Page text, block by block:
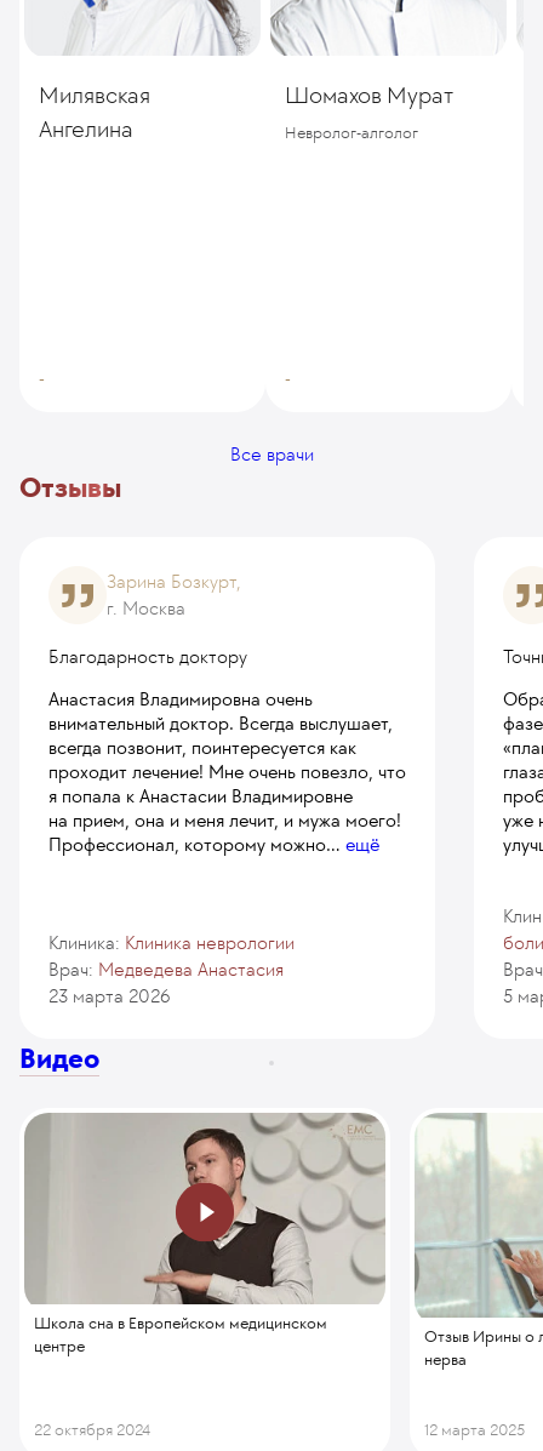
Милявская
Ангелина
-
Шомахов Мурат
Невролог-алголог
-
Все врачи
Отзывы
Зарина Бозкурт,
г. Москва
Благодарность доктору
Анастасия Владимировна очень
внимательный доктор. Всегда выслушает,
всегда позвонит, поинтересуется как
проходит лечение! Мне очень повезло, что
я попала к Анастасии Владимировне
на прием, она и меня лечит, и мужа моего!
Профессионал, которому можно... ещё
Клиника: Клиника неврологии
Врач: Медведева Анастасия
23 марта 2026
уже
боли
5
Видео
Школа сна в Европейском медицинском
центре
22 октября 2024
Отзыв Ирины о
нерва
12 марта 2025